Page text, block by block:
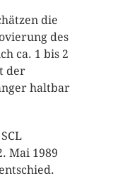
die
des
ca. 1 bis 2
der
haltbar
Mai 1989